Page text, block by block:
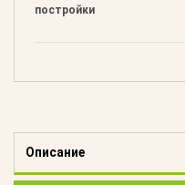
постройки
Описание